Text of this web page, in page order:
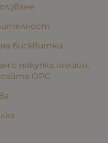
бисквитки
с покупка онлайн,
ОРС